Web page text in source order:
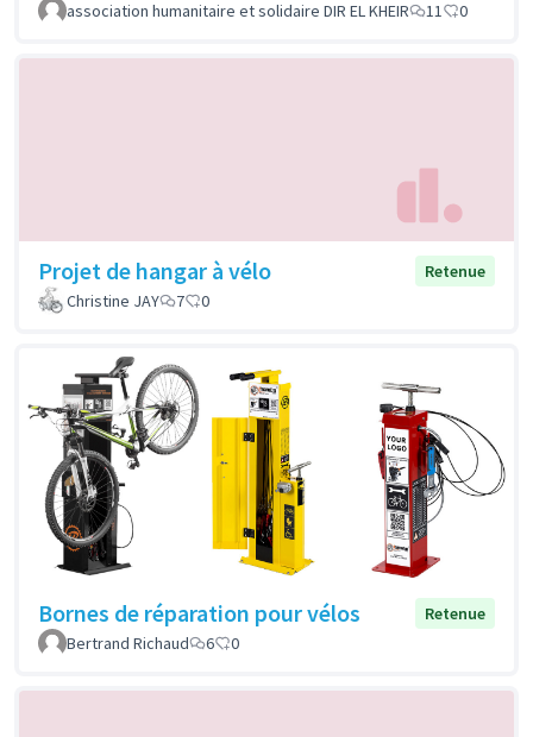
association humanitaire et solidaire DIR EL KHEIR
11 0
Projet de hangar à vélo
Retenue
Christine JAY
7 0
Bornes de réparation pour vélos
Retenue
Bertrand Richaud
6 0